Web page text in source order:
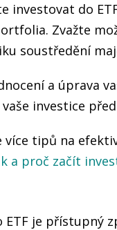
investovat do
Zvažte
soustředění
a úprava
investice
více tipů na
a proč začít
ETF je přístupný